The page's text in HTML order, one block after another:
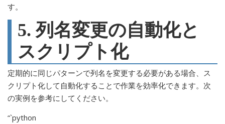
す。
5. 列名変更の自動化と
スクリプト化
定期的に同じパターンで列名を変更する必要がある場合、ス
クリプト化して自動化することで作業を効率化できます。次
の実例を参考にしてください。
“`python